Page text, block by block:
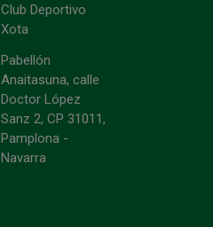
Club Deportivo
Xota
Pabellón
Anaitasuna, calle
Doctor López
Sanz 2, CP 31011,
Pamplona -
Navarra